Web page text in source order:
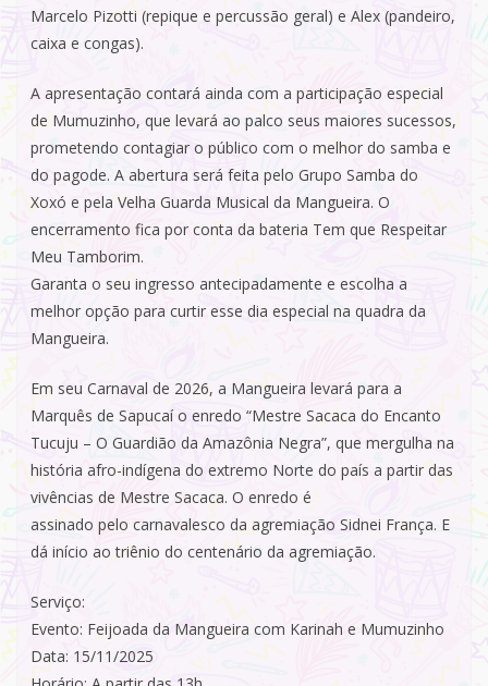
Marcelo Pizotti (repique e percussão geral) e Alex (pandeiro,
caixa e congas).
A apresentação contará ainda com a participação especial
de Mumuzinho, que levará ao palco seus maiores sucessos,
prometendo contagiar o público com o melhor do samba e
do pagode. A abertura será feita pelo Grupo Samba do
Xoxó e pela Velha Guarda Musical da Mangueira. O
encerramento fica por conta da bateria Tem que Respeitar
Meu Tamborim.
Garanta o seu ingresso antecipadamente e escolha a
melhor opção para curtir esse dia especial na quadra da
Mangueira.
Em seu Carnaval de 2026, a Mangueira levará para a
Marquês de Sapucaí o enredo “Mestre Sacaca do Encanto
Tucuju – O Guardião da Amazônia Negra”, que mergulha na
história afro-indígena do extremo Norte do país a partir das
vivências de Mestre Sacaca. O enredo é
assinado pelo carnavalesco da agremiação Sidnei França. E
dá início ao triênio do centenário da agremiação.
Serviço:
Evento: Feijoada da Mangueira com Karinah e Mumuzinho
Data: 15/11/2025